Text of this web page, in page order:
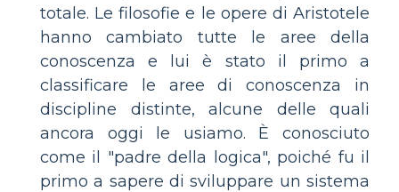
totale. Le filosofie e le opere di Aristotele
hanno cambiato tutte le aree della
conoscenza e lui è stato il primo a
classificare le aree di conoscenza in
discipline distinte, alcune delle quali
ancora oggi le usiamo. È conosciuto
come il "padre della logica", poiché fu il
primo a sapere di sviluppare un sistema